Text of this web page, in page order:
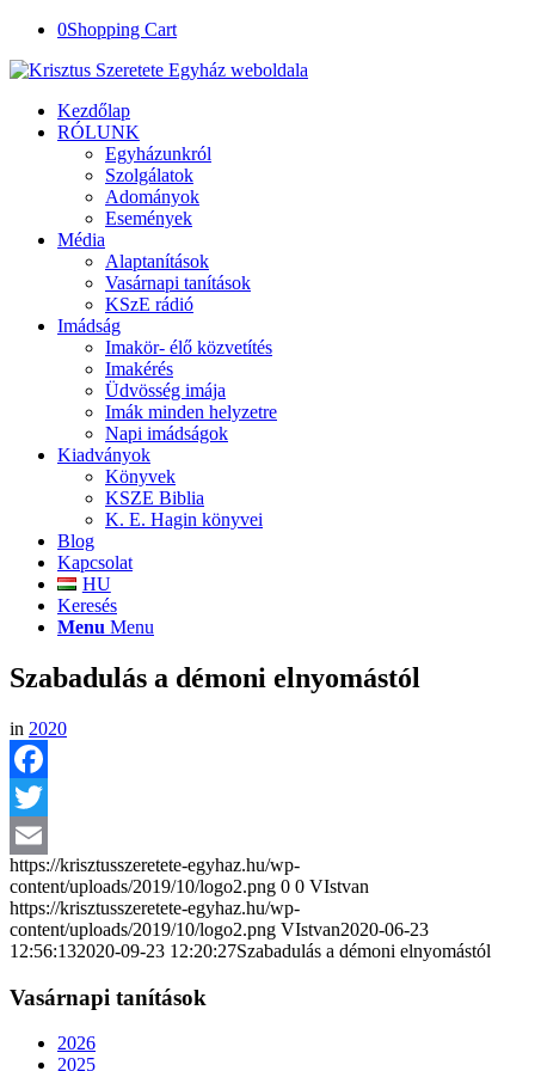
0Shopping Cart
Kezdőlap
RÓLUNK
Egyházunkról
Szolgálatok
Adományok
Események
Média
Alaptanítások
Vasárnapi tanítások
KSzE rádió
Imádság
Imakör- élő közvetítés
Imakérés
Üdvösség imája
Imák minden helyzetre
Napi imádságok
Kiadványok
Könyvek
KSZE Biblia
K. E. Hagin könyvei
Blog
Kapcsolat
HU
Keresés
Menu Menu
Szabadulás a démoni elnyomástól
in 2020
Facebook
Twitter
Email
https://krisztusszeretete-egyhaz.hu/wp-
content/uploads/2019/10/logo2.png 0 0 VIstvan
https://krisztusszeretete-egyhaz.hu/wp-
content/uploads/2019/10/logo2.png VIstvan2020-06-23
12:56:132020-09-23 12:20:27Szabadulás a démoni elnyomástól
Vasárnapi tanítások
2026
2025